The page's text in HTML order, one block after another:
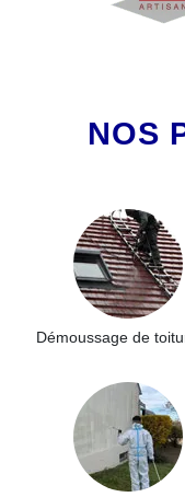
NOS
Démoussage de